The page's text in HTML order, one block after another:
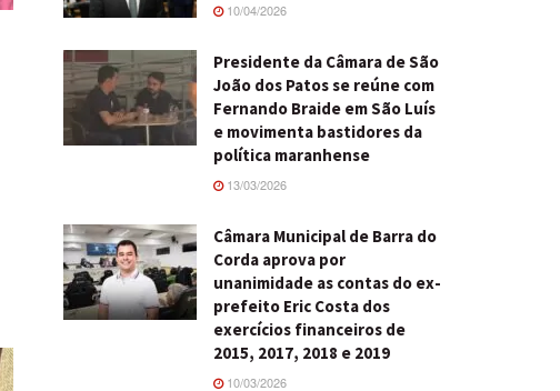
10/04/2026
Presidente da Câmara de São
João dos Patos se reúne com
Fernando Braide em São Luís
e movimenta bastidores da
política maranhense
13/03/2026
Câmara Municipal de Barra do
Corda aprova por
unanimidade as contas do ex-
prefeito Eric Costa dos
exercícios financeiros de
2015, 2017, 2018 e 2019
10/03/2026